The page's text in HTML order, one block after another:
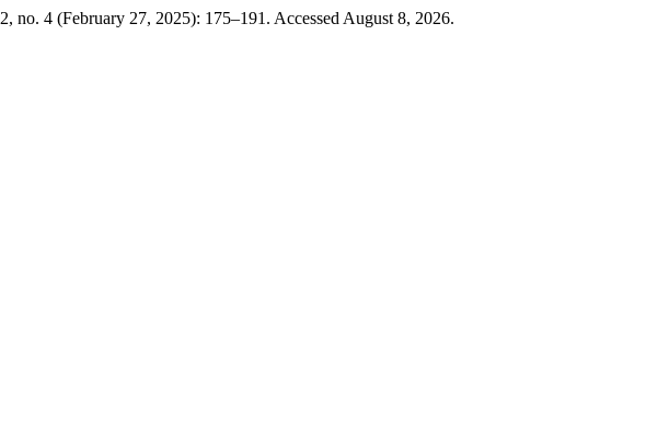
2, no. 4 (February 27, 2025): 175–191. Accessed August 8, 2026.